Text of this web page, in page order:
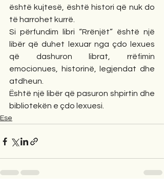
është kujtesë, është histori që nuk do
të harrohet kurrë.
Si përfundim libri “Rrënjët” është një
libër që duhet lexuar nga çdo lexues
që dashuron librat, rrëfimin
emocionues, historinë, legjendat dhe
atdheun.
Është një libër që pasuron shpirtin dhe
bibliotekën e çdo lexuesi.
Ese